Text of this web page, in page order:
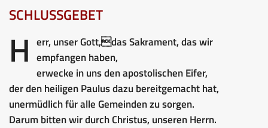
SCHLUSSGEBET
H err, unser Gott,das Sakrament, das wir
empfangen haben,
erwecke in uns den apostolischen Eifer,
der den heiligen Paulus dazu bereitgemacht hat,
unermüdlich für alle Gemeinden zu sorgen.
Darum bitten wir durch Christus, unseren Herrn.